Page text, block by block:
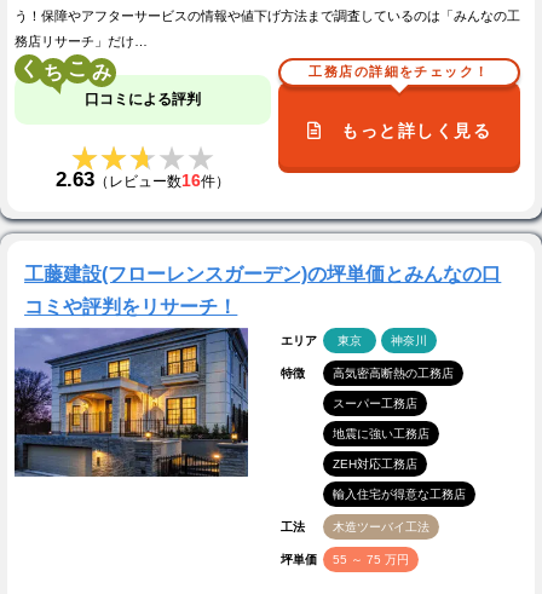
う！保障やアフターサービスの情報や値下げ方法まで調査しているのは「みんなの工
務店リサーチ」だけ…
く こ
口コミによる評判
★★★★★
★★★★★
2.63 （レビュー数16件）
工務店の詳細をチェック！
もっと詳しく見る
工藤建設(フローレンスガーデン)の坪単価とみんなの口
コミや評判をリサーチ！
エリア 東京 神奈川
特徴 高気密高断熱の工務店
スーパー工務店
地震に強い工務店
ZEH対応工務店
輸入住宅が得意な工務店
工法 木造ツーバイ工法
坪単価 55 ～ 75 万円